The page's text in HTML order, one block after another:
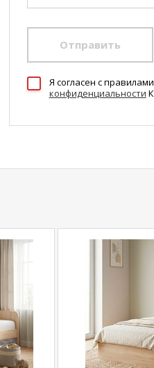
Отправить
Я согласен c правилами
конфиденциальности